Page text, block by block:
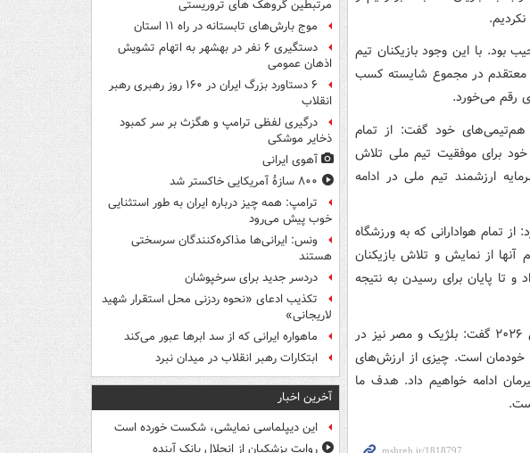
بود. با این وجود بازیکنان تیم
معتقدم در مجموع شایسته کسب
رقم می‌خورد.
هم‌تیمی‌های خود گفت: از تمام
خود برای موفقیت تیم ملی تلاش
ارزشمند تیم ملی در ادامه
تمام هوادارانی که به ورزشگاه
از نمایش و تلاش بازیکنان
و تا پایان برای رسیدن به نتیجه
رضاییان در پایان با اشاره به شرایط جدول گروه G جام جهانی ۲۰۲۶ گفت: بلژیک و مصر نیز در
خودمان است. چیزی از ارزش‌های
ادامه خواهیم داد. هدف ما
مرتبطین گروهک های تروریستی
موج بارش‌های تابستانه در راه ۱۱ استان
دستگیری ۶ نفر در بهشهر به اتهام تشویش
اذهان عمومی
۶ دستاورد بزرگ ایران در ۱۶۰ روز رهبری رهبر
انقلاب
درگیری لفظی ترامپ و هگزث بر سر کمبود
ذخایر موشکی
آهوی ایرانی
۸۰۰ سازۀ آمریکایی خاکستر شد
ترامپ: همه چیز درباره ایران به طور استثنایی
خوب پیش می‌رود
ونس: ایرانی‌ها مذاکره‌کنندگان سرسختی
هستند
دردسر جدید برای سرخپوشان
تکذیب ادعای «نحوه ردزنی محل استقرار شهید
لاریجانی»
ماهواره ایرانی که از سد ابرها عبور می‌کند
ابتکارات رهبر انقلاب در میدان نبرد
آخرین اخبار
این دیپلماسی نمایشی، شکست خورده است
روایت پزشکیان از انحلال بانک آینده